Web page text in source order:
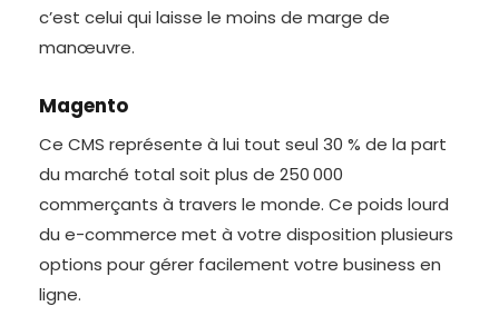
c’est celui qui laisse le moins de marge de
manœuvre.
Magento
Ce CMS représente à lui tout seul 30 % de la part
du marché total soit plus de 250 000
commerçants à travers le monde. Ce poids lourd
du e-commerce met à votre disposition plusieurs
options pour gérer facilement votre business en
ligne.